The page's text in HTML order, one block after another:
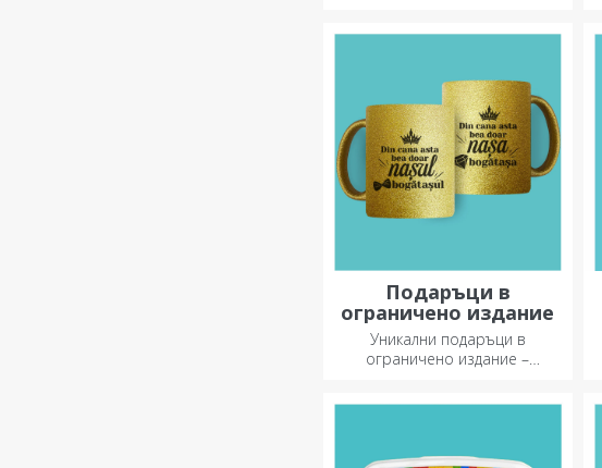
кухня.
Подаръци в
ограничено издание
Уникални подаръци в
ограничено издание –